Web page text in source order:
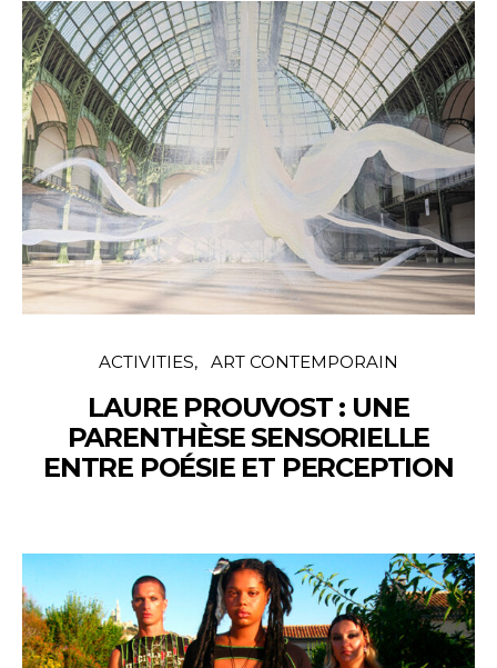
ACTIVITIES ART CONTEMPORAIN
LAURE PROUVOST : UNE
PARENTHÈSE SENSORIELLE
ENTRE POÉSIE ET PERCEPTION